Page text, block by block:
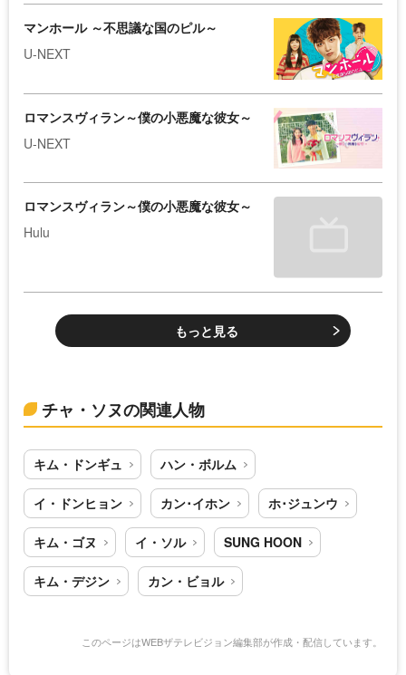
マンホール ～不思議な国のピル～
U-NEXT
ロマンスヴィラン～僕の小悪魔な彼女～
U-NEXT
ロマンスヴィラン～僕の小悪魔な彼女～
Hulu
もっと見る
チャ・ソヌの関連人物
キム・ドンギュ ハン・ボルム
イ・ドンヒョン カン･イホン ホ･ジュンウ
キム・ゴヌ イ・ソル SUNG HOON
キム・デジン カン・ビョル
このページはWEBザテレビジョン編集部が作成・配信しています。